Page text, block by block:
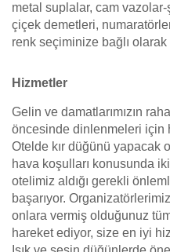
metal suplalar, cam
çiçek demetleri,
renk seçiminize bağlı
Hizmetler
Gelin ve damatlarımızın
öncesinde dinlenmeleri için
Otelde kır düğünü yapacak
hava koşulları konusunda
otelimiz aldığı gerekli
başarıyor.
onlara vermiş olduğunuz
hareket ediyor, size en iyi